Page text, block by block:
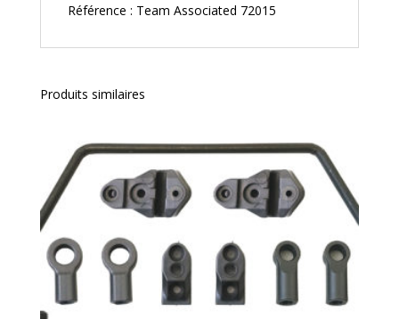
Référence : Team Associated 72015
Produits similaires